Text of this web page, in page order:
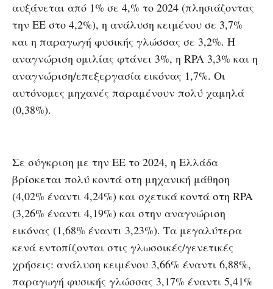
αυξάνεται από 1% σε 4,% το 2024 (πλησιάζοντας
την ΕΕ στο 4,2%), η ανάλυση κειμένου σε 3,7%
και η παραγωγή φυσικής γλώσσας σε 3,2%. Η
αναγνώριση ομιλίας φτάνει 3%, η RPA 3,3% και η
αναγνώριση/επεξεργασία εικόνας 1,7%. Οι
αυτόνομες μηχανές παραμένουν πολύ χαμηλά
(0,38%).
Σε σύγκριση με την ΕΕ το 2024, η Ελλάδα
βρίσκεται πολύ κοντά στη μηχανική μάθηση
(4,02% έναντι 4,24%) και σχετικά κοντά στη RPA
(3,26% έναντι 4,19%) και στην αναγνώριση
εικόνας (1,68% έναντι 3,23%). Τα μεγαλύτερα
κενά εντοπίζονται στις γλωσσικές/γενετικές
χρήσεις: ανάλυση κειμένου 3,66% έναντι 6,88%,
παραγωγή φυσικής γλώσσας 3,17% έναντι 5,41%